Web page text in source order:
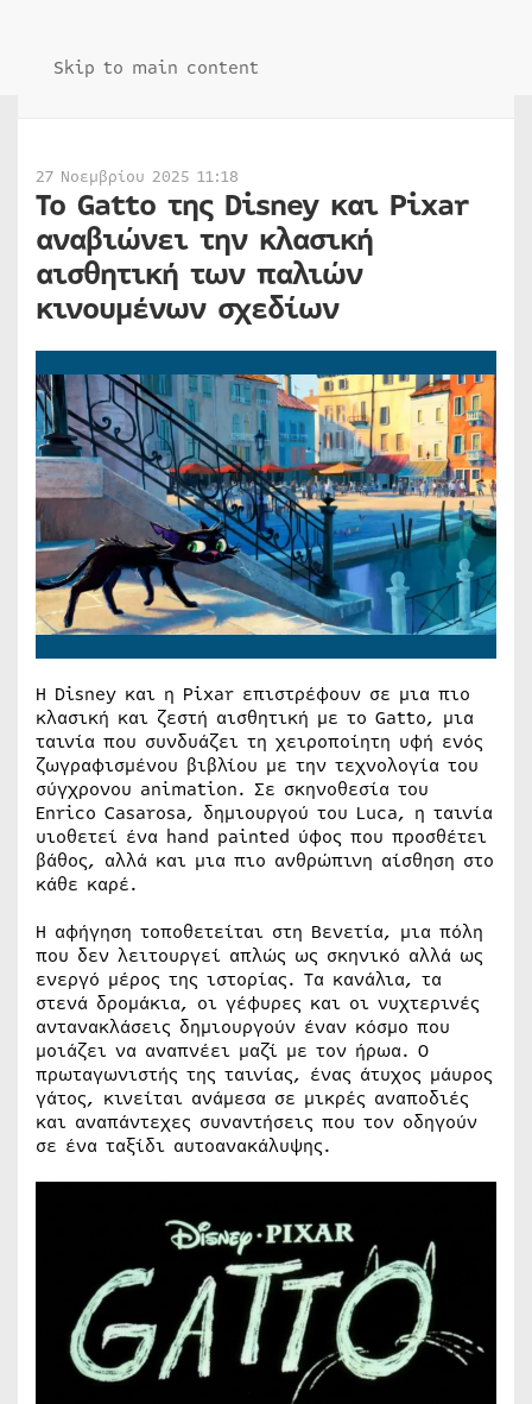
Skip to main content
27 Νοεμβρίου 2025 11:18
Το Gatto της Disney και Pixar
αναβιώνει την κλασική
αισθητική των παλιών
κινουμένων σχεδίων
Η Disney και η Pixar επιστρέφουν σε μια πιο
κλασική και ζεστή αισθητική με το Gatto, μια
ταινία που συνδυάζει τη χειροποίητη υφή ενός
ζωγραφισμένου βιβλίου με την τεχνολογία του
σύγχρονου animation. Σε σκηνοθεσία του
Enrico Casarosa, δημιουργού του Luca, η ταινία
υιοθετεί ένα hand painted ύφος που προσθέτει
βάθος, αλλά και μια πιο ανθρώπινη αίσθηση στο
κάθε καρέ.
Η αφήγηση τοποθετείται στη Βενετία, μια πόλη
που δεν λειτουργεί απλώς ως σκηνικό αλλά ως
ενεργό μέρος της ιστορίας. Τα κανάλια, τα
στενά δρομάκια, οι γέφυρες και οι νυχτερινές
αντανακλάσεις δημιουργούν έναν κόσμο που
μοιάζει να αναπνέει μαζί με τον ήρωα. Ο
πρωταγωνιστής της ταινίας, ένας άτυχος μάυρος
γάτος, κινείται ανάμεσα σε μικρές αναποδιές
και αναπάντεχες συναντήσεις που τον οδηγούν
σε ένα ταξίδι αυτοανακάλυψης.